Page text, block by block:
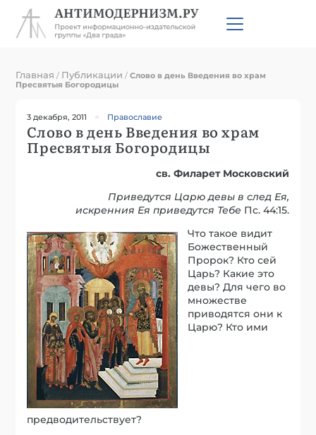
Главная / Публикации /Слово в день Введения во храм
Пресвятыя Богородицы
3 декабря, 2011 Православие
Слово в день Введения во храм
Пресвятыя Богородицы
св. Филарет Московский
Приведутся Царю девы в след Ея,
искренния Ея приведутся Тебе Пс. 44:15.
Что такое видит
Божественный
Пророк? Кто сей
Царь? Какие это
девы? Для чего во
множестве
приводятся они к
Царю? Кто ими
предводительствует?